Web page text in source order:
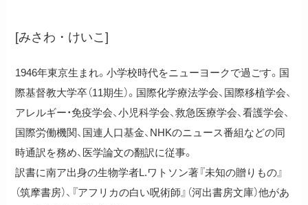
[みさわ・けいこ]
1946年東京生まれ。小学校時代をニューヨークで過ごす。国
際基督教大学卒（11期生）。国際化学療法学会、国際移植学会、
アレルギー・免疫学会、小児科学会、救急医療学会、看護学会、
国際労働機関、国連人口基金、NHKのニュース番組などの同
時通訳を務め、医学論文の翻訳に従事。
訳書に南ア出身の生物学者L.ワトソン著『未知の贈りもの』
（筑摩書房）、『アフリカの白い呪術師』（河出書房文庫）他があ